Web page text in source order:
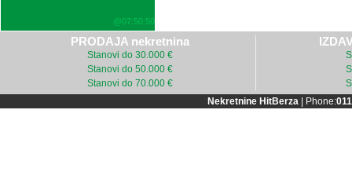
@07:50:50
PRODAJA nekretnina
Stanovi do 30.000 €
Stanovi do 50.000 €
Stanovi do 70.000 €
Nekretnine HitBerza| Phone: